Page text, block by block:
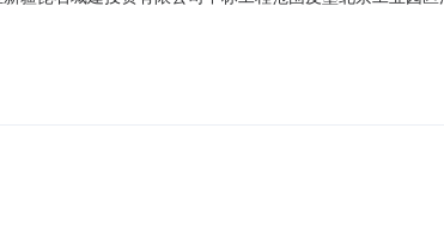
称石河子恒业建筑安装工程有限责任公司投标报价大写